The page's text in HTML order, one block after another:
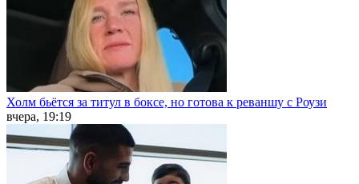
Холм бьётся за титул в боксе, но готова к реваншу с Роузи
вчера, 19:19